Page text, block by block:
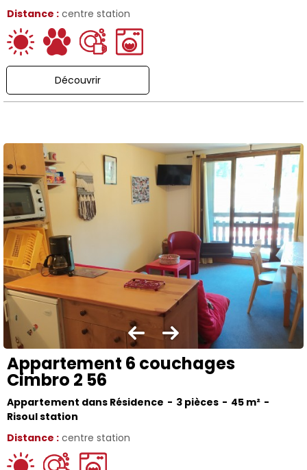
Distance : centre station
Découvrir
Appartement 6 couchages
Cimbro 2 56
Distance : centre station
Appartement dans Résidence 3 pièces 45 m²
Risoul station